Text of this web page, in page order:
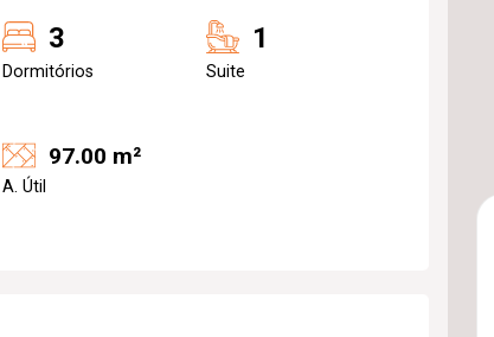
3
Dormitórios
1
Suite
97.00 m²
A. Útil